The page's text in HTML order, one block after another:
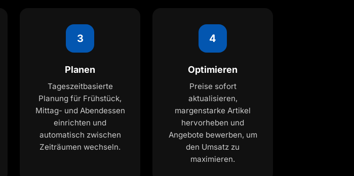
3
Planen
Tageszeitbasierte
Planung für Frühstück,
Mittag- und Abendessen
einrichten und
automatisch zwischen
Zeiträumen wechseln.
4
Optimieren
Preise sofort
aktualisieren,
margenstarke Artikel
hervorheben und
Angebote bewerben, um
den Umsatz zu
maximieren.